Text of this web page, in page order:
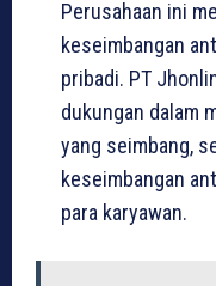
Perusahaan ini
keseimbangan
pribadi. PT
dukungan dalam
yang seimbang,
keseimbangan
para karyawan.